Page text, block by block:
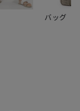
バッグ